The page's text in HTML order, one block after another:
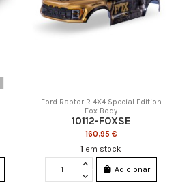
Ford Raptor R 4X4 Special Edition
Fox Body
10112-FOXSE
160,95 €
1 em stock
Adicionar